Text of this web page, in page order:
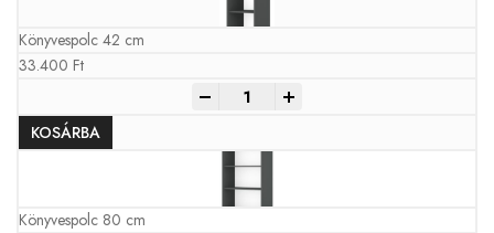
Könyvespolc 42 cm
33.400 Ft
KOSÁRBA
Könyvespolc 80 cm